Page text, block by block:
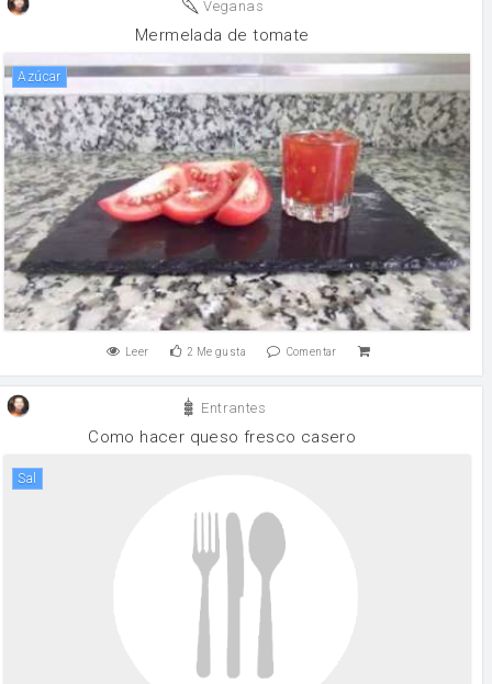
Veganas
Mermelada de tomate
Azúcar
Leer 2 Me gusta Comentar
Entrantes
Como hacer queso fresco casero
sal